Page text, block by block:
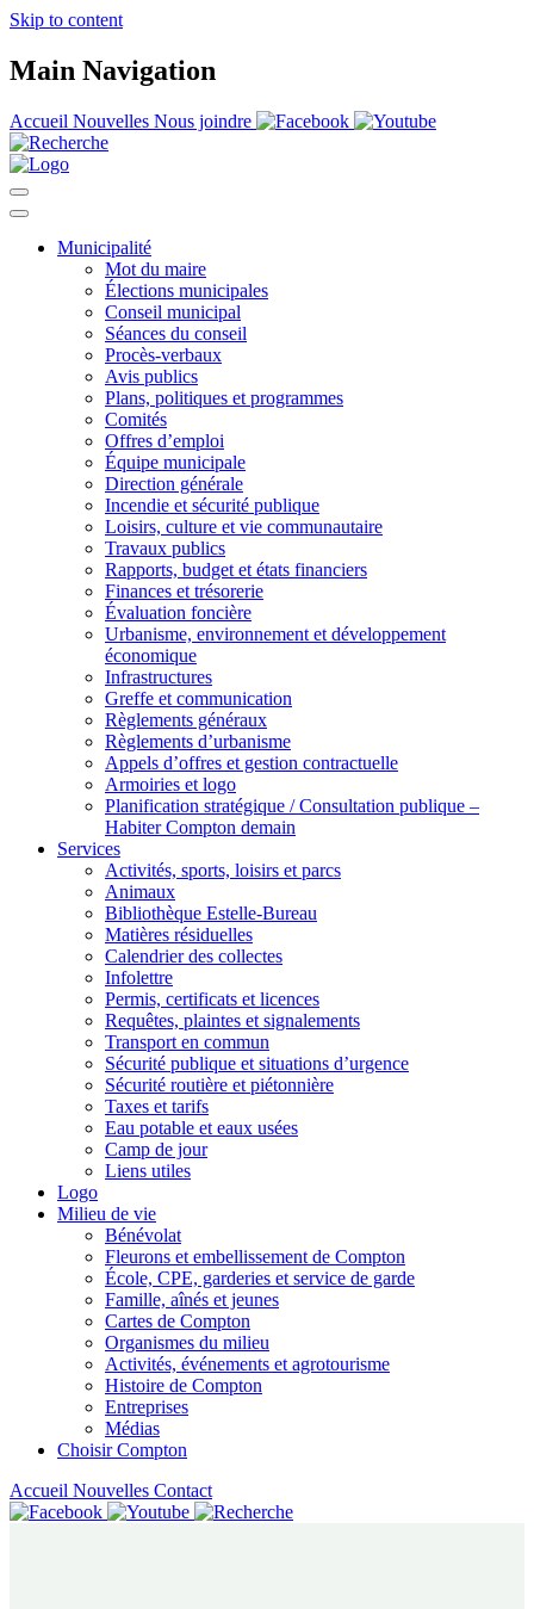
Skip to content
Main Navigation
Accueil Nouvelles Nous joindre
Municipalité
Mot du maire
Élections municipales
Conseil municipal
Séances du conseil
Procès-verbaux
Avis publics
Plans, politiques et programmes
Comités
Offres d’emploi
Équipe municipale
Direction générale
Incendie et sécurité publique
Loisirs, culture et vie communautaire
Travaux publics
Rapports, budget et états financiers
Finances et trésorerie
Évaluation foncière
Urbanisme, environnement et développement
économique
Infrastructures
Greffe et communication
Règlements généraux
Règlements d’urbanisme
Appels d’offres et gestion contractuelle
Armoiries et logo
Planification stratégique / Consultation publique –
Habiter Compton demain
Services
Activités, sports, loisirs et parcs
Animaux
Bibliothèque Estelle-Bureau
Matières résiduelles
Calendrier des collectes
Infolettre
Permis, certificats et licences
Requêtes, plaintes et signalements
Transport en commun
Sécurité publique et situations d’urgence
Sécurité routière et piétonnière
Taxes et tarifs
Eau potable et eaux usées
Camp de jour
Liens utiles
Logo
Milieu de vie
Bénévolat
Fleurons et embellissement de Compton
École, CPE, garderies et service de garde
Famille, aînés et jeunes
Cartes de Compton
Organismes du milieu
Activités, événements et agrotourisme
Histoire de Compton
Entreprises
Médias
Choisir Compton
Accueil Nouvelles Contact